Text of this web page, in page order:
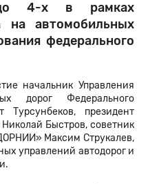
4-х в рамках
на автомобильных
федерального
начальник Управления
дорог Федерального
Турсунбеков, президент
Быстров, советник
Максим Струкалев,
управлений автодорог и